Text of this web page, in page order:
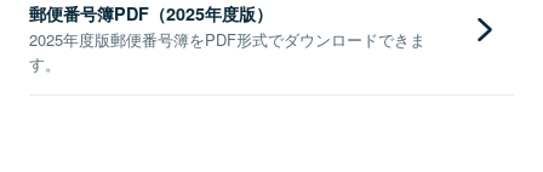
郵便番号簿PDF（2025年度版）
2025年度版郵便番号簿をPDF形式でダウンロードできま
す。